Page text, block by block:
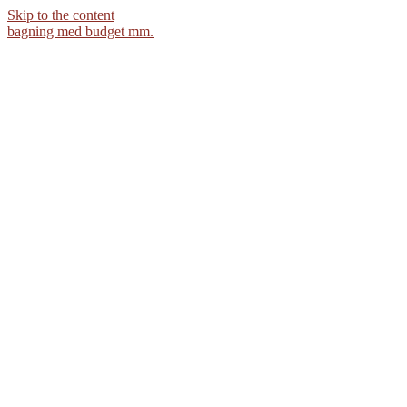
Skip to the content
bagning med budget mm.